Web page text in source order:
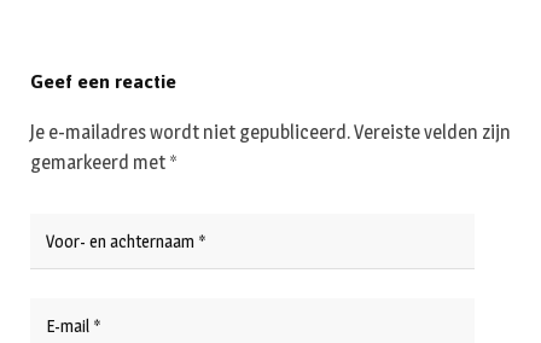
Geef een reactie
Je e-mailadres wordt niet gepubliceerd.Vereiste velden zijn
gemarkeerd met *